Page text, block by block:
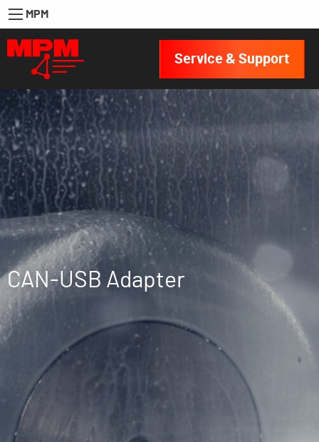
MPM
Service & Support
CAN-USB Adapter